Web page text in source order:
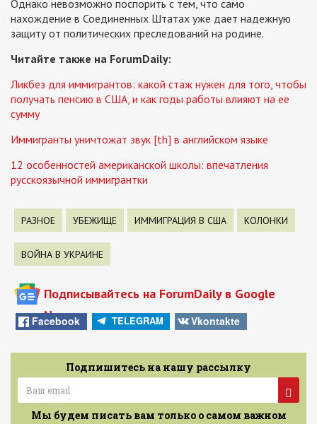
Однако невозможно поспорить с тем, что само
нахождение в Соединенных Штатах уже дает надежную
защиту от политических преследований на родине.
Читайте также на ForumDaily:
Ликбез для иммигрантов: какой стаж нужен для того, чтобы
получать пенсию в США, и как годы работы влияют на ее
сумму
Иммигранты уничтожат звук [th] в английском языке
12 особенностей американской школы: впечатления
русскоязычной иммигрантки
РАЗНОЕ УБЕЖИЩЕ ИММИГРАЦИЯ В США КОЛОНКИ
ВОЙНА В УКРАИНЕ
Подписывайтесь на ForumDaily в Google
News
Facebook TELEGRAM Vkontakte
Подпишитесь на нашу рассылку
Мы будем писать вам только о самом важном